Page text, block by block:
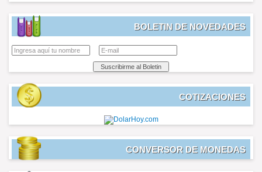
BOLETIN DE NOVEDADES
COTIZACIONES
CONVERSOR DE MONEDAS